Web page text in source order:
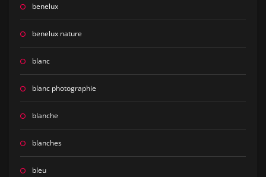
benelux
benelux nature
blanc
blanc photographie
blanche
blanches
bleu